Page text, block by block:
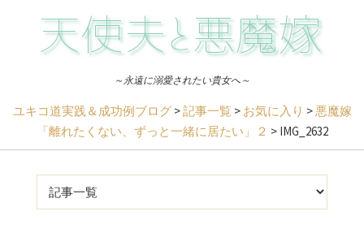
～永遠に溺愛されたい貴女へ～
ユキコ道実践＆成功例ブログ>記事一覧 > お気に入り >悪魔嫁
「離れたくない、ずっと一緒に居たい」２ > IMG_2632